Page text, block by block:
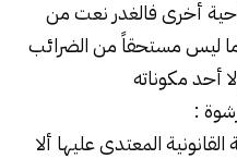
أخرى فالغدر نعت من
ليس مستحقاً من الضرائب
أحد مكوناته
:
المعتدى عليها ألا